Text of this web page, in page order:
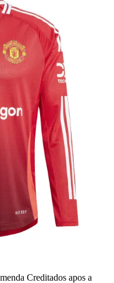
Creditados apos a